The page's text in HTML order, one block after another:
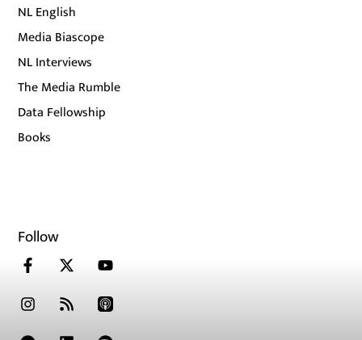
NL English
Media Biascope
NL Interviews
The Media Rumble
Data Fellowship
Books
Follow